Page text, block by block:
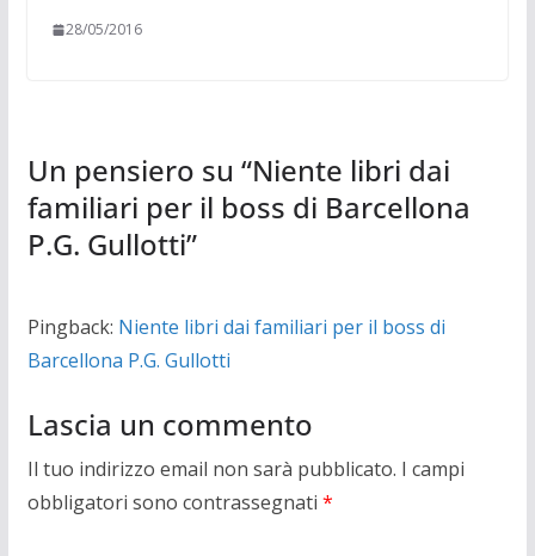
28/05/2016
Un pensiero su “Niente libri dai
familiari per il boss di Barcellona
P.G. Gullotti”
Pingback: Niente libri dai familiari per il boss di
Barcellona P.G. Gullotti
Lascia un commento
Il tuo indirizzo email non sarà pubblicato. I campi
obbligatori sono contrassegnati *